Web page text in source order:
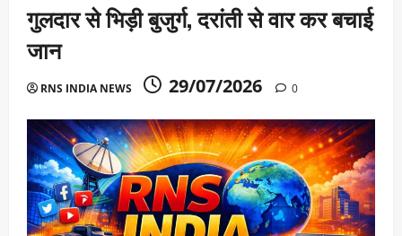
गुलदार से भिड़ी बुजुर्ग, दरांती से वार कर बचाई
जान
RNS INDIA NEWS 29/07/2026 0